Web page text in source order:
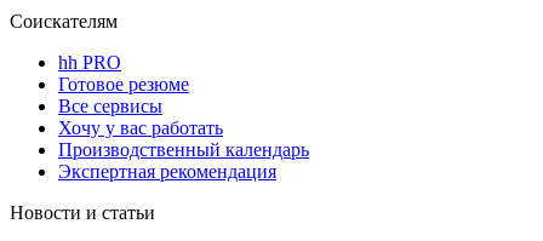
Соискателям
hh PRO
Готовое резюме
Все сервисы
Хочу у вас работать
Производственный календарь
Экспертная рекомендация
Новости и статьи